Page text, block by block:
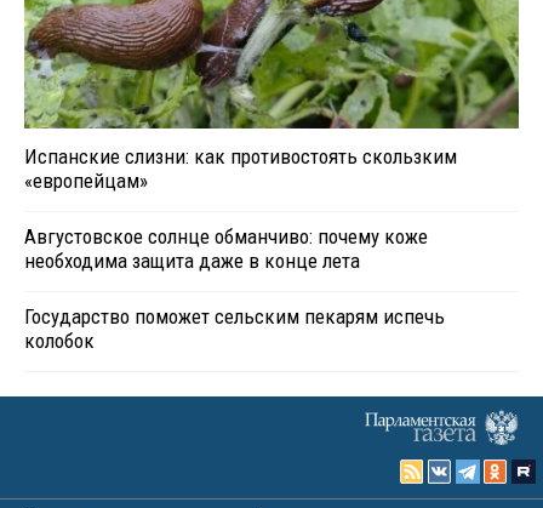
Испанские слизни: как противостоять скользким
«европейцам»
Августовское солнце обманчиво: почему коже
необходима защита даже в конце лета
Государство поможет сельским пекарям испечь
колобок